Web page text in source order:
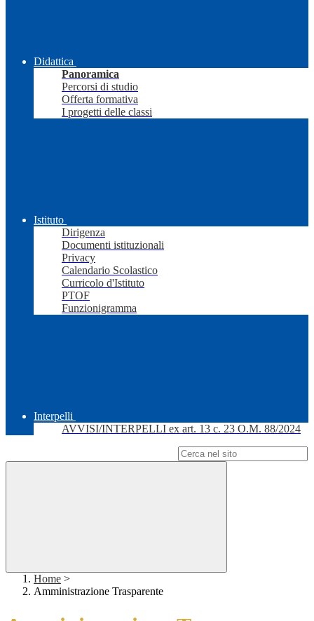
Didattica
Panoramica
Percorsi di studio
Offerta formativa
I progetti delle classi
Istituto
Dirigenza
Documenti istituzionali
Privacy
Calendario Scolastico
Curricolo d'Istituto
PTOF
Funzionigramma
Interpelli
AVVISI/INTERPELLI ex art. 13 c. 23 O.M. 88/2024
Home >
Amministrazione Trasparente